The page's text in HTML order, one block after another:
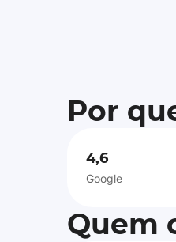
Por
4,6
Google
Quem